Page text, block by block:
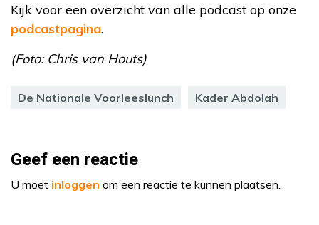
Kijk voor een overzicht van alle podcast op onze
podcastpagina.
(Foto: Chris van Houts)
De Nationale Voorleeslunch Kader Abdolah
Geef een reactie
U moet inloggen om een reactie te kunnen plaatsen.